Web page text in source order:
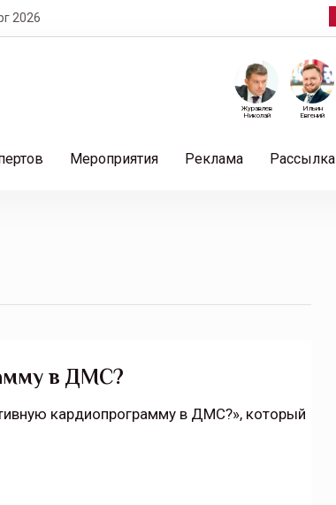
2026
Ильин
Евгений
Журавлев
Николай
Мероприятия Реклама Рассылка
в ДМС?
кардиопрограмму в ДМС?», который